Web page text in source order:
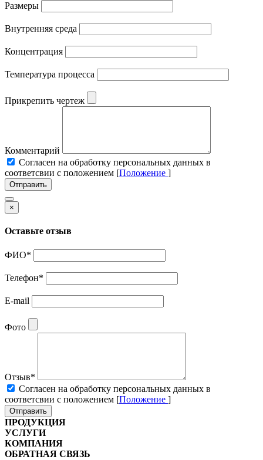
Размеры
Внутренняя среда
Концентрация
Температура процесса
Прикрепить чертеж
Комментарий
Cогласен на обработку персональных данных в
соответсвии с положением [Положение ]
Отправить
×
Оставьте отзыв
ФИО*
Телефон*
E-mail
Фото
Отзыв*
Cогласен на обработку персональных данных в
соответсвии с положением [Положение ]
Отправить
ПРОДУКЦИЯ
УСЛУГИ
КОМПАНИЯ
ОБРАТНАЯ СВЯЗЬ